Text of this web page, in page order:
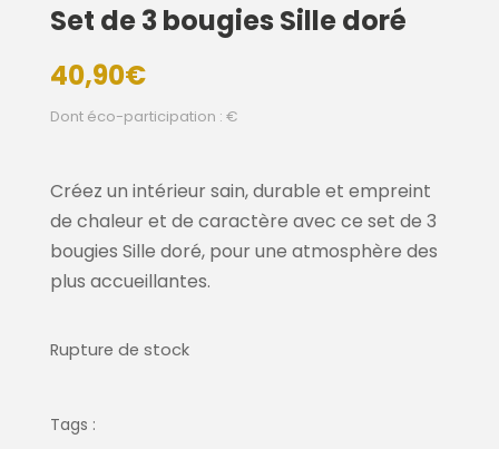
Set de 3 bougies Sille doré
40,90€
Dont éco-participation : €
Créez un intérieur sain, durable et empreint
de chaleur et de caractère avec ce set de 3
bougies Sille doré, pour une atmosphère des
plus accueillantes.
Rupture de stock
Tags :